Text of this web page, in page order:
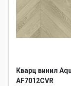
Кварц винил
AF7012CVR